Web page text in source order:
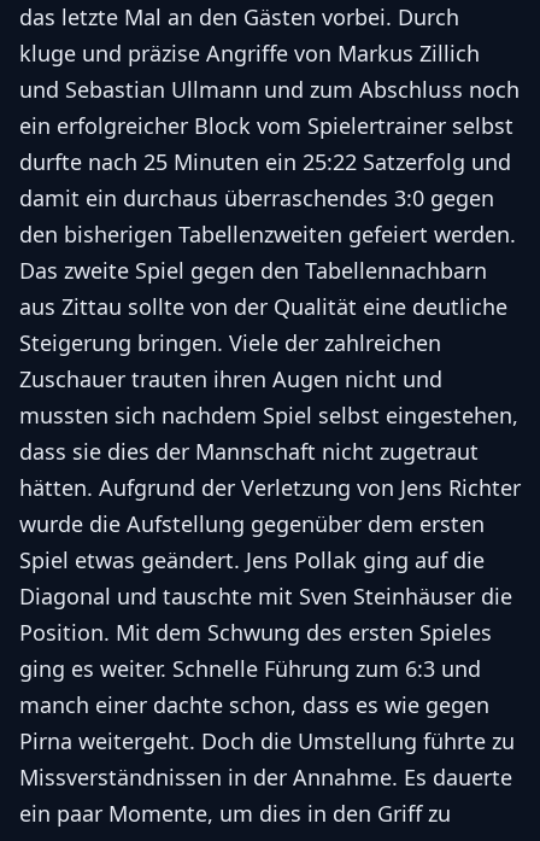
das letzte Mal an den Gästen vorbei. Durch
kluge und präzise Angriffe von Markus Zillich
und Sebastian Ullmann und zum Abschluss noch
ein erfolgreicher Block vom Spielertrainer selbst
durfte nach 25 Minuten ein 25:22 Satzerfolg und
damit ein durchaus überraschendes 3:0 gegen
den bisherigen Tabellenzweiten gefeiert werden.
Das zweite Spiel gegen den Tabellennachbarn
aus Zittau sollte von der Qualität eine deutliche
Steigerung bringen. Viele der zahlreichen
Zuschauer trauten ihren Augen nicht und
mussten sich nachdem Spiel selbst eingestehen,
dass sie dies der Mannschaft nicht zugetraut
hätten. Aufgrund der Verletzung von Jens Richter
wurde die Aufstellung gegenüber dem ersten
Spiel etwas geändert. Jens Pollak ging auf die
Diagonal und tauschte mit Sven Steinhäuser die
Position. Mit dem Schwung des ersten Spieles
ging es weiter. Schnelle Führung zum 6:3 und
manch einer dachte schon, dass es wie gegen
Pirna weitergeht. Doch die Umstellung führte zu
Missverständnissen in der Annahme. Es dauerte
ein paar Momente, um dies in den Griff zu